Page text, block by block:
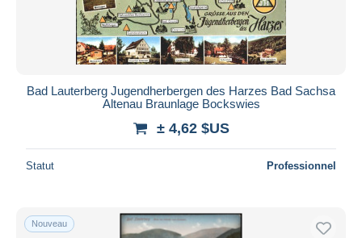
Bad Lauterberg Jugendherbergen des Harzes Bad Sachsa
Altenau Braunlage Bockswies
± 4,62 $US
Statut Professionnel
Nouveau